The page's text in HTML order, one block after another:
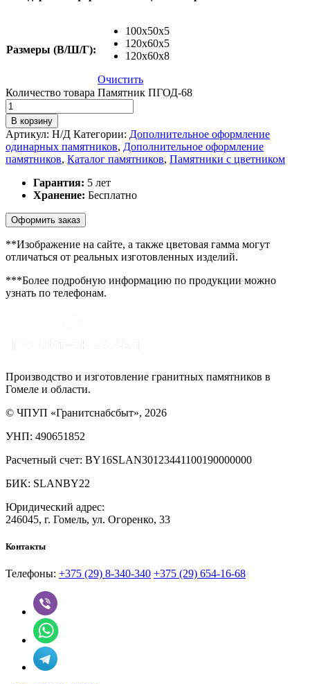
Размеры (В/Ш/Г):
100x50x5
120x60x5
120x60x8
Очистить
Количество товара Памятник ПГОД-68
В корзину
Артикул: Н/Д Категории: Дополнительное оформление
одинарных памятников, Дополнительное оформление
памятников, Каталог памятников, Памятники с цветником
Гарантия: 5 лет
Хранение: Бесплатно
Оформить заказ
**Изображение на сайте, а также цветовая гамма могут
отличаться от реальных изготовленных изделий.
***Более подробную информацию по продукции можно
узнать по телефонам.
Производство и изготовление гранитных памятников в
Гомеле и области.
© ЧПУП «Гранитснабсбыт», 2026
УНП: 490651852
Расчетный счет: BY16SLAN30123441100190000000
БИК: SLANBY22
Юридический адрес:
246045, г. Гомель, ул. Огоренко, 33
Контакты
Телефоны: +375 (29) 8-340-340 +375 (29) 654-16-68